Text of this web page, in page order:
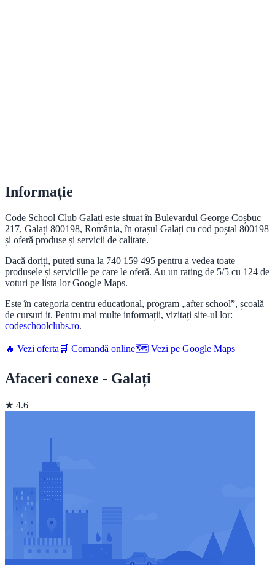
Informație
Code School Club Galați este situat în Bulevardul George Coșbuc
217, Galați 800198, România, în orașul Galați cu cod poștal 800198
și oferă produse și servicii de calitate.
Dacă doriți, puteți suna la 740 159 495 pentru a vedea toate
produsele și serviciile pe care le oferă. Au un rating de 5/5 cu 124 de
voturi pe lista lor Google Maps.
Este în categoria centru educațional, program „after school”, școală
de cursuri it. Pentru mai multe informații, vizitați site-ul lor:
codeschoolclubs.ro.
🔥 Vezi oferta 🛒 Comandă online🗺️ Vezi pe Google Maps
Afaceri conexe - Galați
★ 4.6